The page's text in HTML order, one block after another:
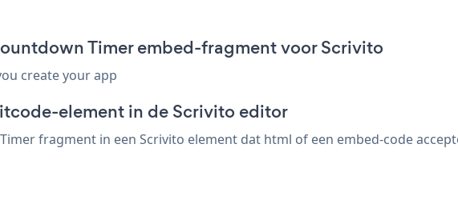
Timer embed-fragment voor Scrivito
create your app
element in de Scrivito editor
fragment in een Scrivito element dat html of een embed-code